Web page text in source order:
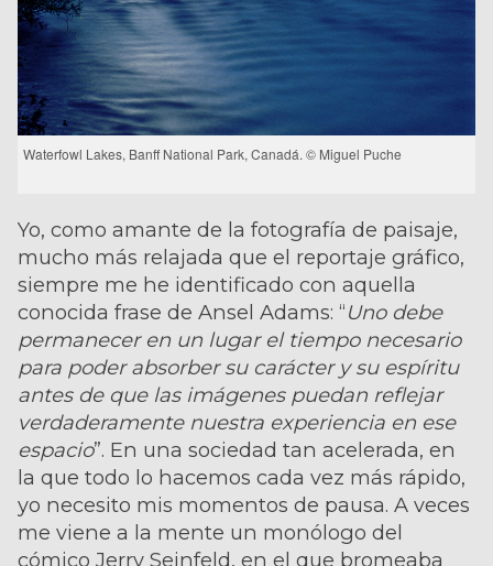
Waterfowl Lakes, Banff National Park, Canadá. © Miguel Puche
Yo, como amante de la fotografía de paisaje,
mucho más relajada que el reportaje gráfico,
siempre me he identificado con aquella
conocida frase de Ansel Adams: “Uno debe
permanecer en un lugar el tiempo necesario
para poder absorber su carácter y su espíritu
antes de que las imágenes puedan reflejar
verdaderamente nuestra experiencia en ese
espacio”. En una sociedad tan acelerada, en
la que todo lo hacemos cada vez más rápido,
yo necesito mis momentos de pausa. A veces
me viene a la mente un monólogo del
cómico Jerry Seinfeld, en el que bromeaba